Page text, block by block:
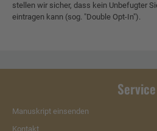
stellen wir sicher, dass kein Unbefugter
eintragen kann (sog. "Double Opt-In").
Service
Manuskript einsenden
Kontakt